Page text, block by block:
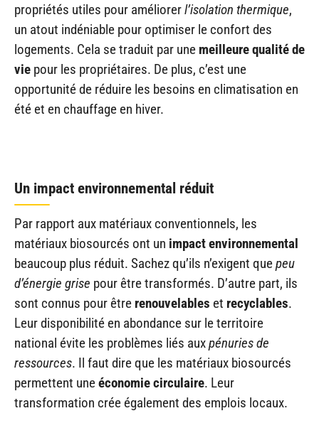
propriétés utiles pour améliorerl’isolation thermique,
un atout indéniable pour optimiser le confort des
logements. Cela se traduit par une meilleure qualité de
vie pour les propriétaires. De plus, c’est une
opportunité de réduire les besoins en climatisation en
été et en chauffage en hiver.
Un impact environnemental réduit
Par rapport aux matériaux conventionnels, les
matériaux biosourcés ont un impact environnemental
beaucoup plus réduit. Sachez qu’ils n’exigent quepeu
d’énergie grise pour être transformés. D’autre part, ils
sont connus pour être renouvelables et recyclables.
Leur disponibilité en abondance sur le territoire
national évite les problèmes liés auxpénuries de
ressources. Il faut dire que les matériaux biosourcés
permettent uneéconomie circulaire. Leur
transformation crée également des emplois locaux.